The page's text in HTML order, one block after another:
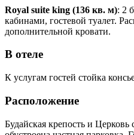
Royal suite king (136 кв. м): 2
кабинами, гостевой туалет.
дополнительной кровати.
В отеле
К услугам гостей стойка
Расположение
Будайская крепость и